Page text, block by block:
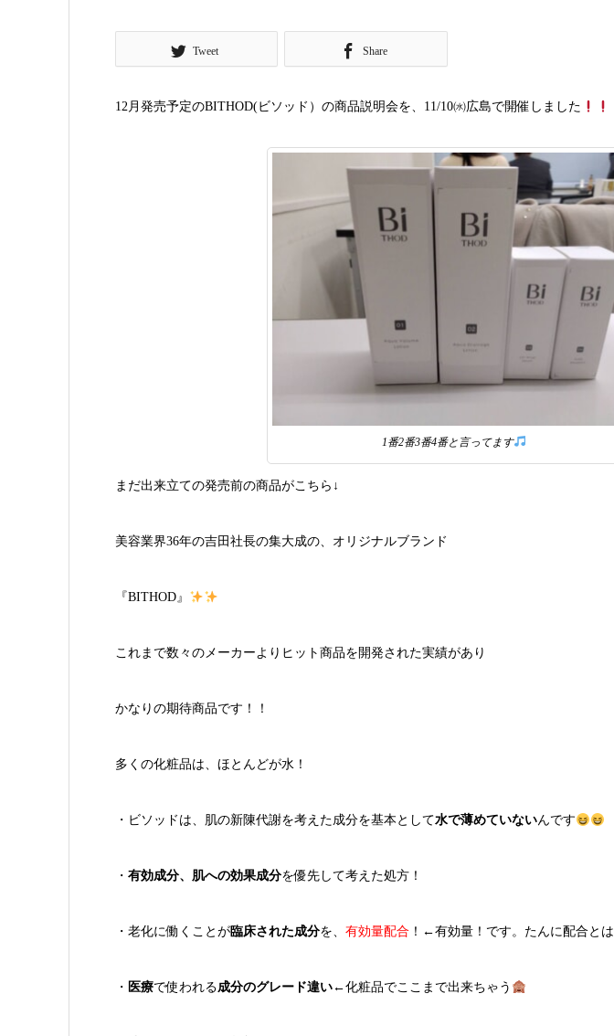
Tweet Share
12月発売予定のBITHOD(ビソッド）の商品説明会を、11/10㈬広島で開催しました
1番2番3番4番と言ってます
まだ出来立ての発売前の商品がこちら↓
美容業界36年の吉田社長の集大成の、オリジナルブランド
『BITHOD』
これまで数々のメーカーよりヒット商品を開発された実績があり
かなりの期待商品です！！
多くの化粧品は、ほとんどが水！
・ビソッドは、肌の新陳代謝を考えた成分を基本として水で薄めていないんです
・ 有効成分、肌への効果成分を優先して考えた処方！
・老化に働くことが臨床された成分を、 有効量配合 ！←有効量！です。たんに配合とは
・ 医療で使われる成分のグレード違い←化粧品でここまで出来ちゃう